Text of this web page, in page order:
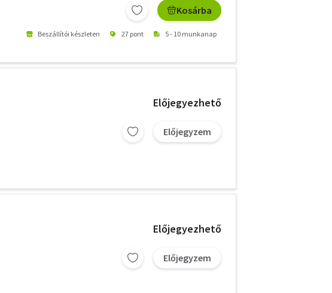
Kosárba
Beszállítói készleten 27 pont 5 - 10 munkanap
Előjegyezhető
Előjegyzem
Előjegyezhető
Előjegyzem